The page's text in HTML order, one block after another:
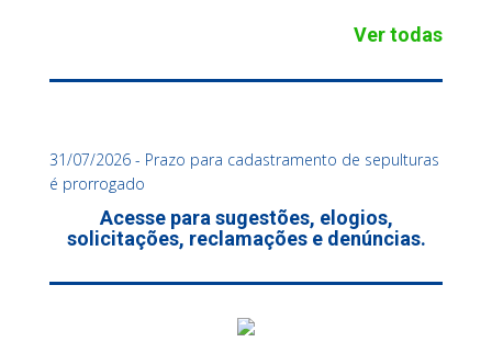
Ver todas
31/07/2026 - Prazo para cadastramento de sepulturas
é prorrogado
Acesse para sugestões, elogios,
solicitações, reclamações e denúncias.